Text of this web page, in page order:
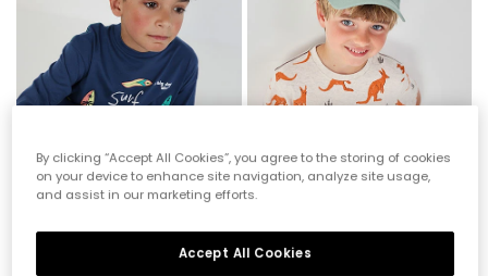
By clicking “Accept All Cookies”, you agree to the storing of cookies
on your device to enhance site navigation, analyze site usage,
and assist in our marketing efforts.
Accept All Cookies